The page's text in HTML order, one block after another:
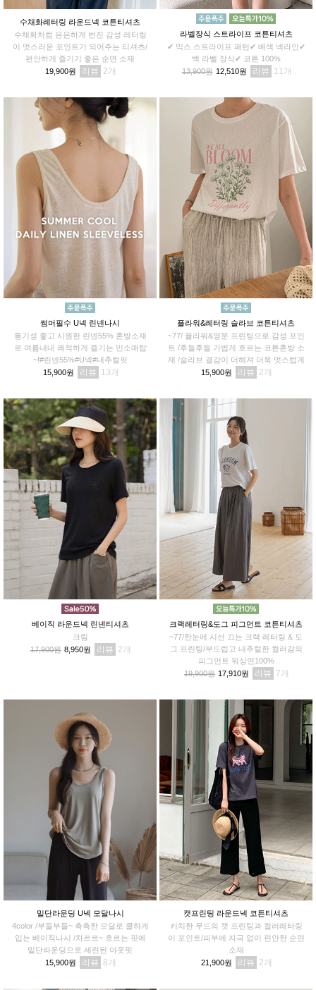
수채화레터링 라운드넥 코튼티셔츠
수채화처럼 은은하게 번진 감성 레터링
이 멋스러운 포인트가 되어주는 티셔츠/
편안하게 즐기기 좋은 순면 소재
19,900원
리뷰 2
라벨장식 스트라이프 코튼티셔츠
✔ 믹스 스트라이프 패턴✔ 배색 넥라인✔
백 라벨 장식✔ 코튼 100%
13,900원 12,510원 리뷰 11
썸머필수 U넥 린넨나시
통기성 좋고 시원한 린넨55% 혼방소재
로 여름내내 쾌적하게 즐기는 민소매탑
~!#린넨55%#U넥#내추럴핏
15,900원
리뷰 13
플라워&레터링 슬라브 코튼티셔츠
~77/ 플라워&영문 프린팅으로 감성 포인
트 /후들후들 가볍게 흐르는 코튼혼방 소
재 /슬라브 결감이 더해져 더욱 멋스럽게
15,900원
리뷰 2
베이직 라운드넥 린넨티셔츠
크림
17,900원 8,950원 리뷰 2
크랙레터링&도그 피그먼트 코튼티셔츠
~77/한눈에 시선 끄는 크랙 레터링 & 도
그 프린팅/부드럽고 내추럴한 컬러감의
피그먼트 워싱면100%
19,900원 17,910원 리뷰 7
밑단라운딩 U넥 모달나시
4color /부들부들~ 촉촉한 모달로 쿨하게
입는 베이직나시 /차르르~ 흐르는 핏에
밑단라운딩으로 세련된 아웃핏
15,900원
리뷰 8
캣프린팅 라운드넥 코튼티셔츠
키치한 무드의 캣 프린팅과 컬러레터링
이 포인트/피부에 자극 없이 편안한 순면
소재
21,900원
리뷰 2